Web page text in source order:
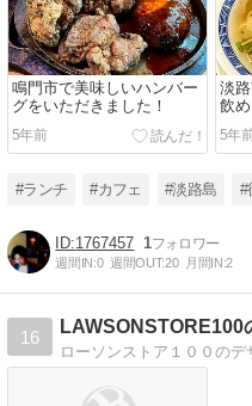
鳴門市で美味しいハンバー
グをいただきました！
5年前
淡
飲
い
5年
#ランチ #カフェ #淡路島 #
1767457 1
週間IN:0 週間OUT:20 月間IN:2
16
LAWSONSTORE100
ローソンストア１００のデ